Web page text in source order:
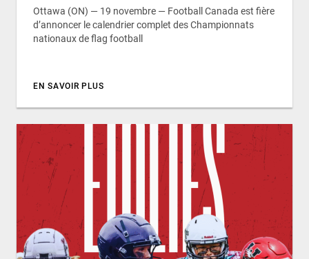
Ottawa (ON) — 19 novembre — Football Canada est fière
d’annoncer le calendrier complet des Championnats
nationaux de flag football
EN SAVOIR PLUS